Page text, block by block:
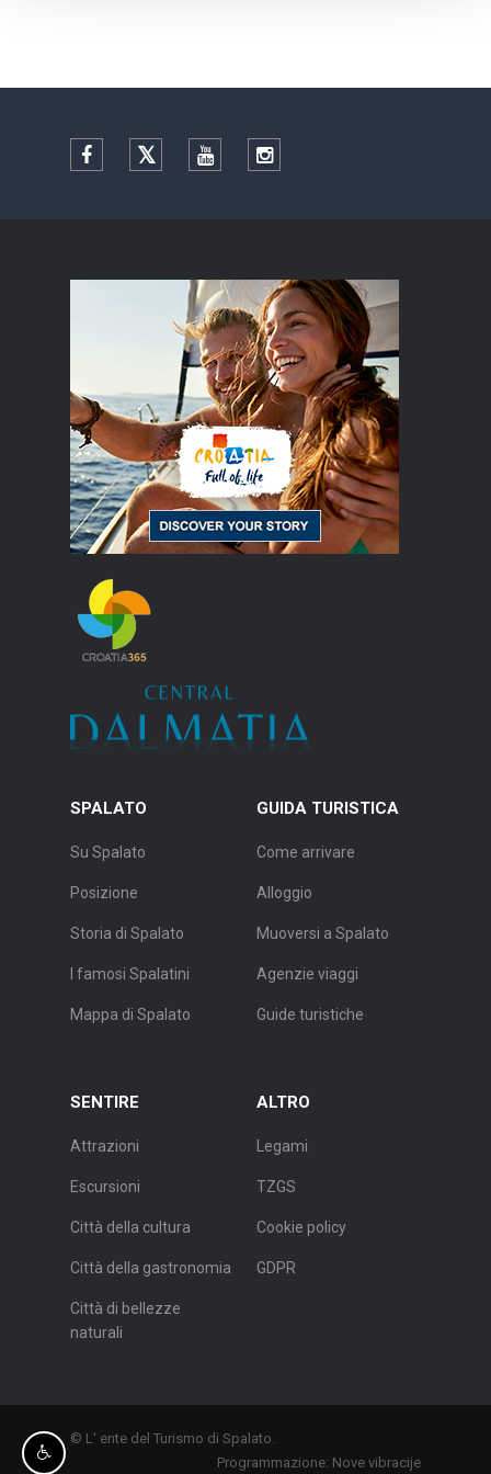
Facebook TwitterYouTubeInstagram
SPALATO
Su Spalato
Posizione
Storia di Spalato
I famosi Spalatini
Mappa di Spalato
GUIDA TURISTICA
Come arrivare
Alloggio
Muoversi a Spalato
Agenzie viaggi
Guide turistiche
SENTIRE
Attrazioni
Escursioni
Città della cultura
Città della gastronomia
Città di bellezze
naturali
ALTRO
Legami
TZGS
Cookie policy
GDPR
© L' ente del Turismo di Spalato.
Programmazione: Nove vibracije